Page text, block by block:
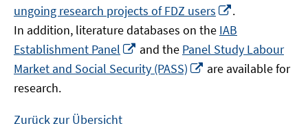
ungoing research projects of FDZ users
neuem
Fenster
öffnen
.
In addition, literature databases on the IAB
Establishment Panel
In
neuem
Fenster
and the Panel Study Labour
Market and Social Security (PASS)
In
are available for
research.
Zurück zur Übersicht